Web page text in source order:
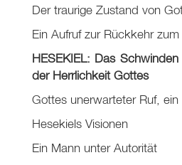
Der traurige Zustand von
Ein Aufruf zur Rückkehr
HESEKIEL: Das
der Herrlichkeit Gottes
Gottes unerwarteter Ruf,
Hesekiels Visionen
Ein Mann unter Autorität